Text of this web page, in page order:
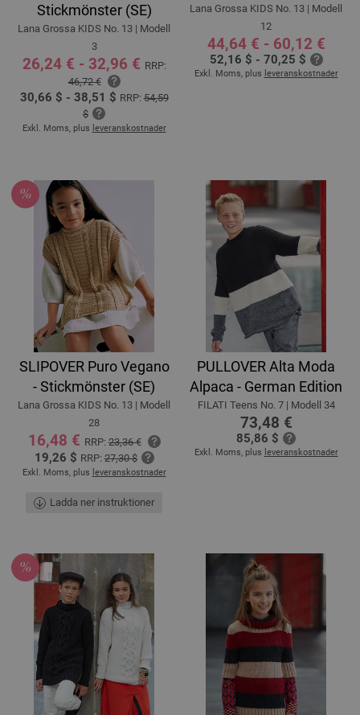
Stickmönster (SE)
Lana Grossa KIDS No. 13 | Modell
3
26,24 € - 32,96 € RRP:
46,72 €
30,66 $ - 38,51 $ RRP:54,59
$
Exkl. Moms, plus leveranskostnader
Lana Grossa KIDS No. 13 | Modell
12
44,64 € - 60,12 €
52,16 $ - 70,25 $
Exkl. Moms, plus leveranskostnader
SLIPOVER Puro Vegano
- Stickmönster (SE)
Lana Grossa KIDS No. 13 | Modell
28
16,48 € RRP:23,36 €
19,26 $ RRP:27,30 $
Exkl. Moms, plus leveranskostnader
Ladda ner instruktioner
PULLOVER Alta Moda
Alpaca - German Edition
FILATI Teens No. 7 | Modell 34
73,48 €
85,86 $
Exkl. Moms, plus leveranskostnader